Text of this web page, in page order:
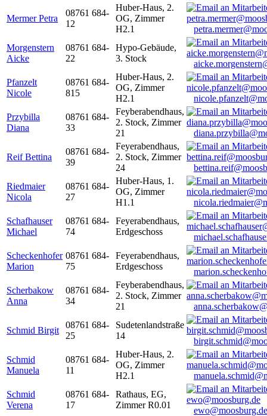
Mermer Petra
08761 684-
12
Huber-Haus, 2.
OG, Zimmer
H2.1
Morgenstern
Aicke
08761 684-
22
Hypo-Gebäude,
3. Stock
Pfanzelt
Nicole
08761 684-
815
Huber-Haus, 2.
OG, Zimmer
H2.1
Przybilla
Diana
08761 684-
33
Feyberabendhaus,
2. Stock, Zimmer
21
Reif Bettina
08761 684-
39
Feyerabendhaus,
2. Stock, Zimmer
24
Riedmaier
Nicola
08761 684-
27
Huber-Haus, 1.
OG, Zimmer
H1.1
Schafhauser
Michael
08761 684-
74
Feyerabendhaus,
Erdgeschoss
Scheckenhofer
Marion
08761 684-
75
Feyerabendhaus,
Erdgeschoss
Scherbakow
Anna
08761 684-
34
Feyberabendhaus,
2. Stock, Zimmer
21
Schmid Birgit
08761 684-
25
Sudetenlandstraße
14
Schmid
Manuela
08761 684-
11
Huber-Haus, 2.
OG, Zimmer
H2.1
Schmid
Verena
08761 684-
17
Rathaus, EG,
Zimmer R0.01
ewo@moosburg.de